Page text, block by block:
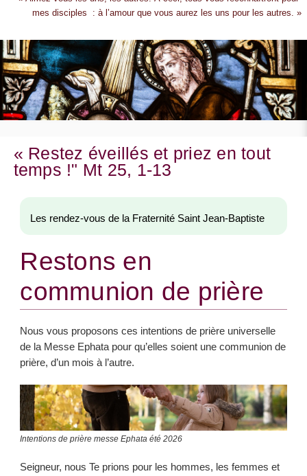
mes disciples : à l’amour que vous aurez les uns pour les autres. »
« Restez éveillés et priez en tout
temps !" Mt 25, 1-13
Les rendez-vous de la Fraternité Saint Jean-Baptiste
Restons en
communion de prière
Nous vous proposons ces intentions de prière universelle
de la Messe Ephata pour qu’elles soient une communion de
prière, d’un mois à l’autre.
Intentions de prière messe Ephata été 2026
Seigneur, nous Te prions pour les hommes, les femmes et